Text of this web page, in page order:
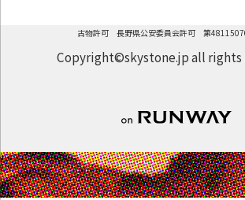
古物許可 長野県公安委員会許可 第
Copyright©skystone.jp all rights